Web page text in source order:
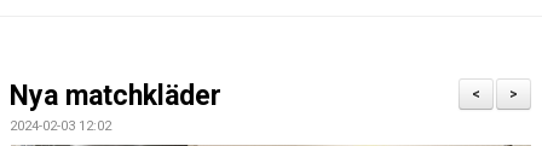
BILDGALLERI
>
<
Nya matchkläder
2024-02-03 12:02